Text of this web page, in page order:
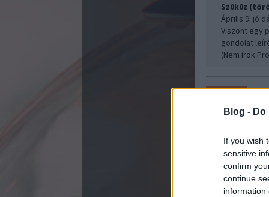
Blog -
If you wish
sensitive
confirm
continue
information
Sz0k0z
Április 9. jó
Viszont egy
gondolat
(Nem írok
Webisztán